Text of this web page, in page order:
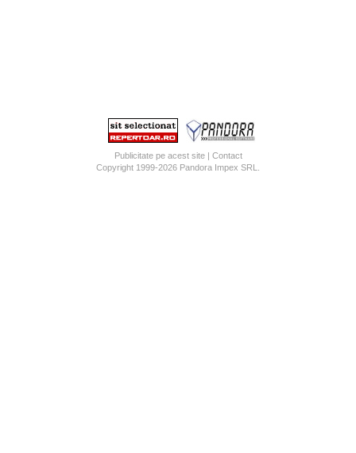
Publicitate pe acest site| Contact
Copyright 1999-2026 Pandora Impex SRL